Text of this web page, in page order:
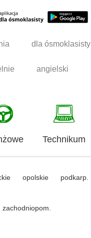
dla ósmoklasisty
angielski
Technikum
opolskie podkarp.
zachodniopom.